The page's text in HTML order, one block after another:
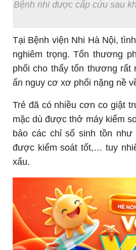
Bệnh nhi được cấp cứu sau
Tại Bệnh viện Nhi Hà Nội,
nghiêm trọng. Tổn thương
phổi cho thấy tổn thương rất
ẩn nguy cơ xơ phổi nặng nề
Trẻ đã có nhiều cơn co giật
mặc dù được thở máy kiểm
bảo các chỉ số sinh tồn
được kiểm soát tốt,… tuy
xấu.